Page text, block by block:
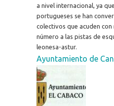
a nivel internacional, ya
portugueses se han
colectivos que acuden con
número a las pistas de
leonesa-astur.
Ayuntamiento de